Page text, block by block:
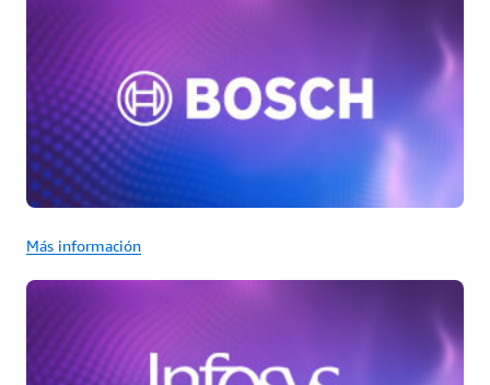
Más información